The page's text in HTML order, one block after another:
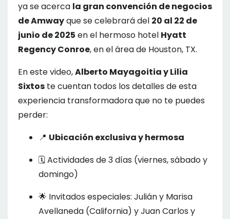
ya se acerca la gran convención de negocios
de Amwayque se celebrará del 20 al 22 de
junio de 2025 en el hermoso hotel Hyatt
Regency Conroe, en el área de Houston, TX.
En este video,Alberto Mayagoitia y Lilia
Sixtos te cuentan todos los detalles de esta
experiencia transformadora que no te puedes
perder:
📍 Ubicación exclusiva y hermosa
🗓️ Actividades de 3 días (viernes, sábado y
domingo)
🌟 Invitados especiales: Julián y Marisa
Avellaneda (California) y Juan Carlos y